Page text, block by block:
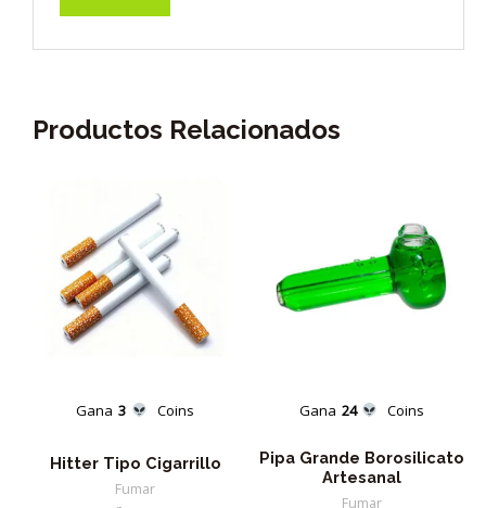
Productos Relacionados
Gana 3 Coins
Hitter Tipo Cigarrillo
Fumar
Gana 24 Coins
Pipa Grande Borosilicato
Artesanal
Fumar